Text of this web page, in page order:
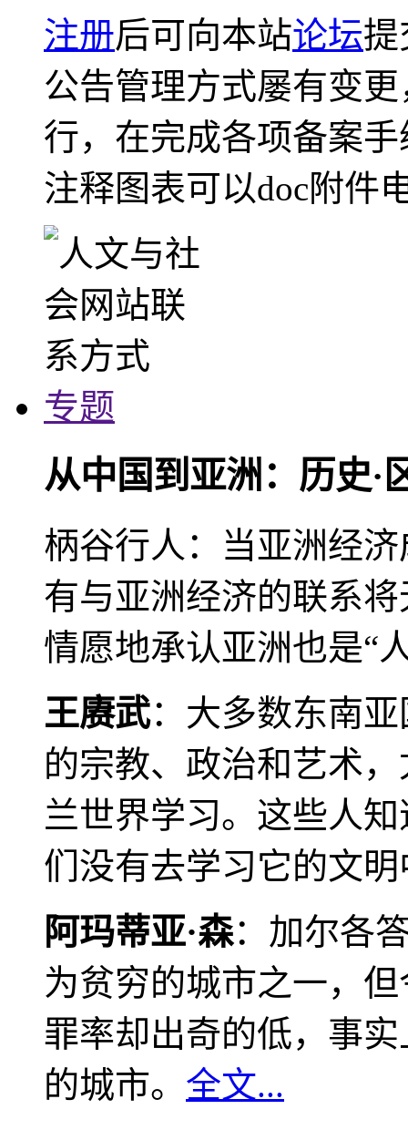
注册后可向本站论坛提
公告管理方式屡有变
行，在完成各项备案
注释图表可以doc附件
专题
从中国到亚洲：历史·
柄谷行人：当亚洲经
有与亚洲经济的联系
情愿地承认亚洲也是“
王赓武：大多数东南
的宗教、政治和艺术
兰世界学习。这些人
们没有去学习它的文
阿玛蒂亚·森：加尔各
为贫穷的城市之一，
罪率却出奇的低，事
的城市。 全文...